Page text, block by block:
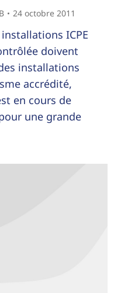
24 octobre 2011
ICPE
doivent
installations
accrédité,
en cours de
une grande